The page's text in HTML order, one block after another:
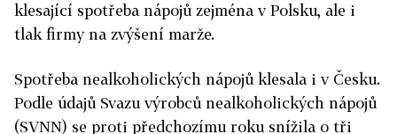
klesající spotřeba nápojů zejména v Polsku, ale i
tlak firmy na zvýšení marže.
Spotřeba nealkoholických nápojů klesala i v Česku.
Podle údajů Svazu výrobců nealkoholických nápojů
(SVNN) se proti předchozímu roku snížila o tři